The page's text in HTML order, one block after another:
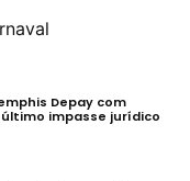
Depay com
impasse jurídico